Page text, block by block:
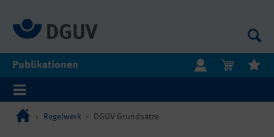
Publikationen
Regelwerk DGUV Grundsätze